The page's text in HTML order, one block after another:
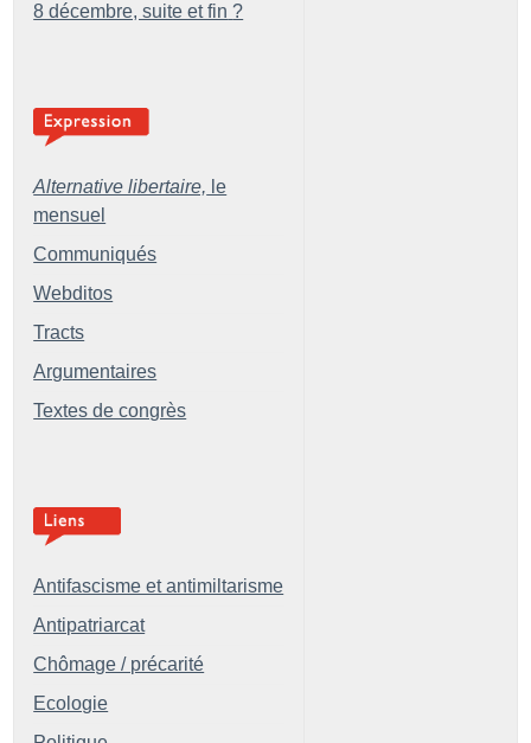
8 décembre, suite et fin ?
Alternative libertaire, le
mensuel
Communiqués
Webditos
Tracts
Argumentaires
Textes de congrès
Antifascisme et antimiltarisme
Antipatriarcat
Chômage / précarité
Ecologie